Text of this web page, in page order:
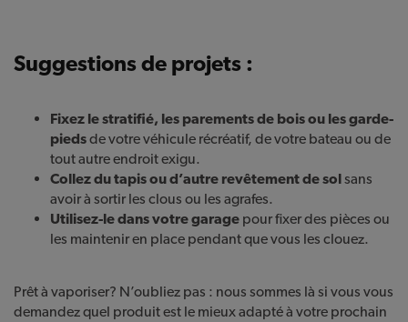
Suggestions de projets :
Fixez le stratifié, les parements de bois ou les garde-
piedsde votre véhicule récréatif, de votre bateau ou de
tout autre endroit exigu.
Collez du tapis ou d’autre revêtement de solsans
avoir à sortir les clous ou les agrafes.
Utilisez-le dans votre garage pour fixer des pièces ou
les maintenir en place pendant que vous les clouez.
Prêt à vaporiser? N’oubliez pas : nous sommes là si vous vous
demandez quel produit est le mieux adapté à votre prochain